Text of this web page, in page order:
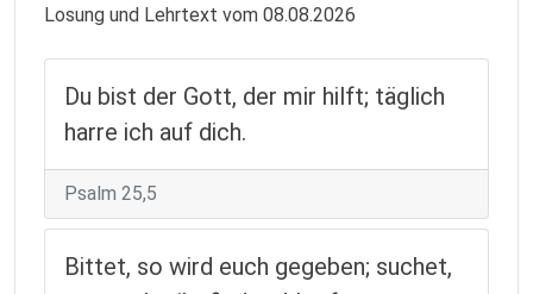
Losung und Lehrtext vom 08.08.2026
Du bist der Gott, der mir hilft; täglich
harre ich auf dich.
Psalm 25,5
Bittet, so wird euch gegeben; suchet,